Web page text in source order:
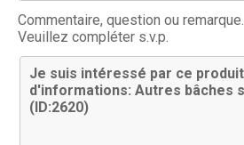
Commentaire, question ou remarque.
Veuillez compléter s.v.p.